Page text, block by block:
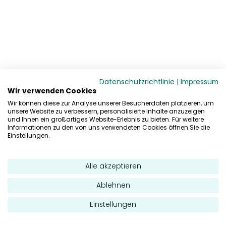
Datenschutzrichtlinie | Impressum
Wir verwenden Cookies
Wir können diese zur Analyse unserer Besucherdaten platzieren, um
unsere Website zu verbessern, personalisierte Inhalte anzuzeigen
und Ihnen ein großartiges Website-Erlebnis zu bieten. Für weitere
Informationen zu den von uns verwendeten Cookies öffnen Sie die
Einstellungen.
Alle akzeptieren
Ablehnen
Einstellungen